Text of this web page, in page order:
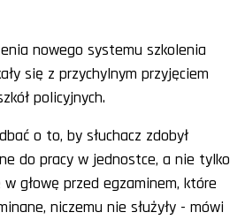
nowego systemu szkolenia
się z przychylnym przyjęciem
policyjnych.
o to, by słuchacz zdobył
do pracy w jednostce, a nie tylko
w głowę przed egzaminem, które
niczemu nie służyły - mówi